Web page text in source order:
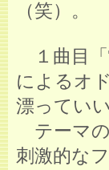
（笑）。
１曲目「
によるオ
漂ってい
テーマの
刺激的な